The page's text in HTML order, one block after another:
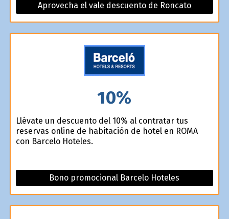
Aprovecha el vale descuento de Roncato
10%
Llévate un descuento del 10% al contratar tus
reservas online de habitación de hotel en ROMA
con Barcelo Hoteles.
Bono promocional Barcelo Hoteles